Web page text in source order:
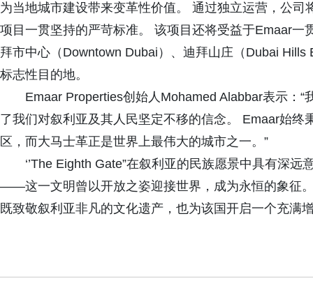
为当地城市建设带来变革性价值。 通过独立运营，公司
项目一贯坚持的严苛标准。 该项目还将受益于Emaar
拜市中心（Downtown Dubai）、迪拜山庄（Dubai
标志性目的地。
Emaar Properties创始人Mohamed Alabbar表示：“
了我们对叙利亚及其人民坚定不移的信念。 Emaar始
区，而大马士革正是世界上最伟大的城市之一。”
‘’The Eighth Gate”在叙利亚的民族愿景中具有深
——这一文明曾以开放之姿迎接世界，成为永恒的象征
既致敬叙利亚非凡的文化遗产，也为该国开启一个充满